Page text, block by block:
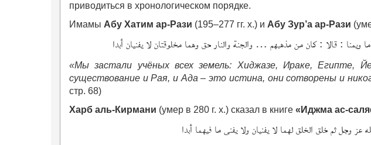
приводиться в хронологическом порядке.
Имамы Абу Хатим ар-Рази (195–277 гг. х.) и Абу Зур’а ар-Рази
ويمنا : قالا : كان من مذهبهم … والجنة والنار حق وهما مخلوقتان لا يفنيان أبدا
«Мы застали учёных всех земель: Хиджазе, Ираке, Египте,
существование и Рая, и Ада – это истина, они сотворены и
стр. 68)
Харб аль-Кирмани (умер в 280 г. х.) сказал в книге «Иджма ас-
وجل ثم خلق الخلق لهما لا يفنيان ولا يفنى ما فيهما أبدا